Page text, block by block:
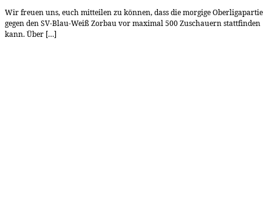
Wir freuen uns, euch mitteilen zu können, dass die morgige Oberligapartie
gegen den SV-Blau-Weiß Zorbau vor maximal 500 Zuschauern stattfinden
kann. Über […]